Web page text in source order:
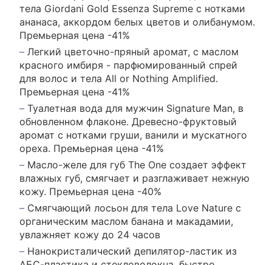
тела Giordani Gold Essenza Supreme с нотками
ананаса, аккордом белых цветов и олибанумом.
Премьерная цена -41%
Легкий цветочно-пряный аромат, с маслом
красного имбиря - парфюмированный спрей
для волос и тела All or Nothing Amplified.
Премьерная цена -41%
Туалетная вода для мужчин Signature Man, в
обновленном флаконе. Древесно-фруктовый
аромат с нотками груши, ванили и мускатного
ореха. Премьерная цена -41%
Масло-желе для губ The One создает эффект
влажных губ, смягчает и разглаживает нежную
кожу. Премьерная цена -40%
Смягчающий лосьон для тела Love Nature с
органическим маслом банана и макадамии,
увлажняет кожу до 24 часов
Нанокристалический депилятор-ластик из